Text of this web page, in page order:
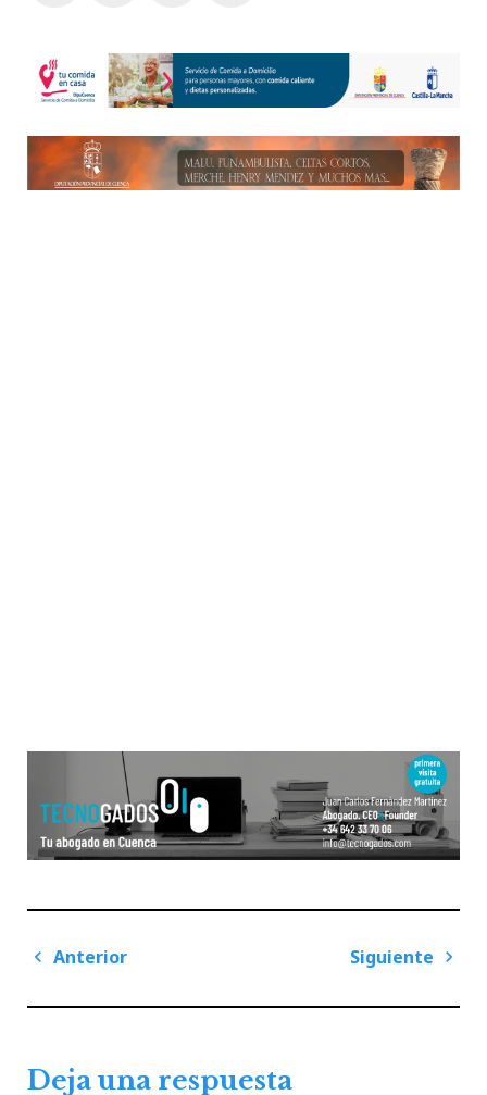
Navegación
entradas
Anterior
Siguiente
Deja una respuesta